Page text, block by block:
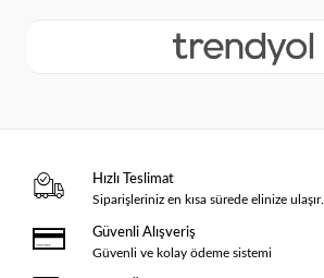
Hızlı Teslimat
Siparişleriniz en kısa sürede elinize ulaşır.
Güvenli Alışveriş
Güvenli ve kolay ödeme sistemi